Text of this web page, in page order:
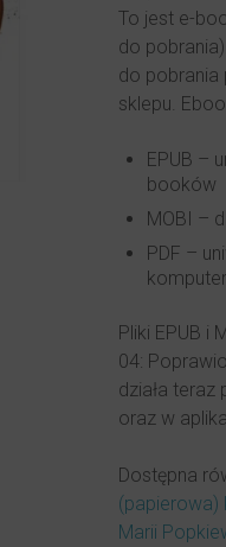
To jest e-
do
do pobrania
sklepu.
EPUB –
booków
MOBI –
PDF –
Pliki EPUB i
04:
działa teraz
oraz w
Dostępna
(papierowa)
Marii